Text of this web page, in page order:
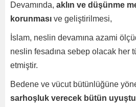
Devamında, aklın ve düşünme
korunması ve geliştirilmesi,
İslam, neslin devamına azami
neslin fesadına sebep olacak her
etmiştir.
Bedene ve vücut bütünlüğüne
sarhoşluk verecek bütün